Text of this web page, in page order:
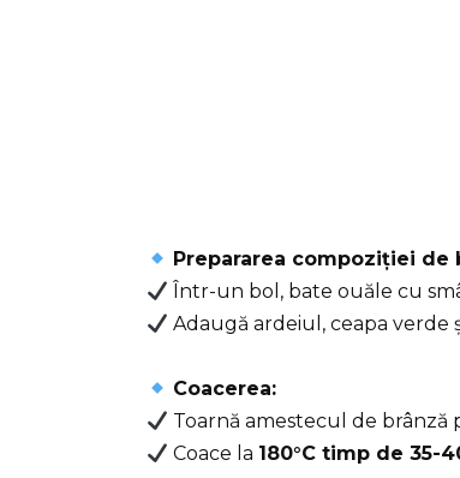
Prepararea compoziției de
Într-un bol, bate ouăle cu
Adaugă ardeiul, ceapa verde
Coacerea:
Toarnă amestecul de brânză
Coace la 180°C timp de 35-